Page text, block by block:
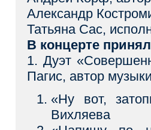
Александр
Татьяна Сас,
В концерте
1. Дуэт
Пагис, автор
«Ну вот,
Вихляева